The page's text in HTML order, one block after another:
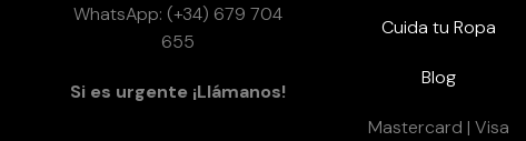
WhatsApp: (+34) 679 704
655
Si es urgente ¡Llámanos!
Cuida tu Ropa
Blog
Mastercard | Visa